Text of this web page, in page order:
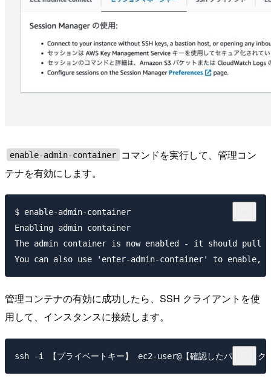
enable-admin-container
コマンドを実行して、管理コン
テナを有効にします。
$ enable-admin-container
Enabling admin container
The admin container is now enabled - it should pull
管理コンテナの有効に成功したら、SSH クライアントを使
用して、インスタンスに接続します。